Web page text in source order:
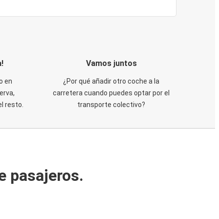
en
resto.
Vamos juntos
¿Por qué añadir otro coche a la
carretera cuando puedes optar por el
transporte colectivo?
pasajeros.